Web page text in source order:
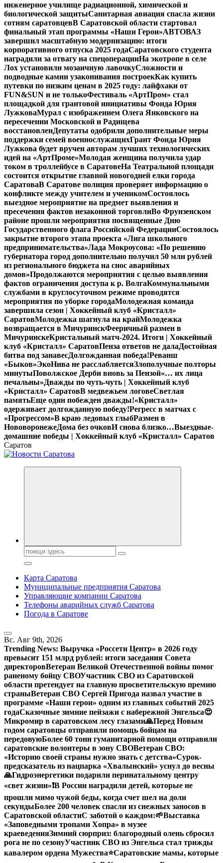
инженерное училище радиационной, химической и
биологической защитыСанитарная авиация спасла жизни
сотням саратовцевВ Саратовской области стартовал
финальный этап программы «Наши Герои»АВТОВАЗ
завершил масштабную модернизацию: итоги
корпоративного отпуска 2025 годаСаратовского студента
наградили за отвагу на спецоперацииНа экотропе в селе
Лох установили мозаичную лавочкуСложности и
подводные камни узаконивания построекКак купить
путевки по низким ценам в 2025 году: лайфхаки от
FUN&SUN и не толькоФестиваль «АртПром» стал
площадкой для грантовой инициативы Фонда Юрия
ЛужковаМурал с изображением Олега Янковского на
пересечении Московской и Радищева
восстановленДепутаты одобрили дополнительные меры
поддержки семей военнослужащихГрант Фонда Юрия
Лужкова будет вручен авторам лучших технологических
идей на «АртПроме»Молодая женщина получила удар
током в троллейбусе в СаратовеНа Театральной площади
состоится открытие главной новогодней елки города
СаратоваВ Саратове полиция проверяет информацию о
конфликте между учителем и ученикомСостоялось
выездное мероприятие на предмет выявления и
пресечения фактов незаконной торговлиВо Фрунзенском
районе прошли мероприятия посвященные Дню
Государственного флага Российской ФедерацииСостоялось
закрытие второго этапа проекта «Лига школьного
предпринимательства»Лада Мокроусова: «По решению
губернатора город дополнительно получил 50 млн рублей
из регионального бюджета на снос аварийных
домов»Продолжаются мероприятия с целью выявления
фактов ограничения доступа к р. ВолгаКоммунальными
службами в круглосуточном режиме проводятся
мероприятия по уборке городаМолодежная команда
завершила сезон | Хоккейный клуб «Кристалл»
СаратовМолодежка шагнула на крайМолодежка
возвращается в МичуринскФееричный размен в
МичуринскеКристальный матч-2024. Итоги | Хоккейный
клуб «Кристалл» СаратовПенза ответов не далаДостойная
битва под занавесДолгожданная победа!Реванш
«Быков»ЭкоНива не расслабляетсяЗлополучные полторы
минутыПоволжское Дерби вновь за Пензой«… их лица
печальны»Дважды по чуть-чуть | Хоккейный клуб
«Кристалл» СаратовВ медвежьем логовеСветлая
памятьЕще один побежден дважды!«Кристалл»
одерживает долгожданную победу!Регресс в матчах с
«Прогрессом»В краю ледовых глыбРазмен в
НововоронежеДома без очковИ снова близко…Выездные-
домашние победы | Хоккейный клуб «Кристалл» Саратов
Саратов
Поиск:
Карта Саратова
Муниципальные предприятия Саратова
Управляющие компании Саратова
Телефоны аварийных служб Саратова
Погода в Саратове
Вс. Авг 9th, 2026
Trending News: Выручка «Россети Центр» в 2026 году
превысит 151 млрд рублей: итоги заседания Совета
директоровВетеран Великой Отечественной войны помог
раненому бойцу СВОУчастник СВО из Саратовской
области претендует на главную просветительскую премию
страныВетеран СВО Сергей Пригода назвал участие в
программе «Наши герои» одним из главных событий 2025
годаСказочные зимние пейзажи с набережной Энгельса😍
Микромир в саратовском лесу глазами🙏Перед Новым
годом саратовцы отправили помощь бойцам на
передовуюБолее 60 тонн гуманитарной помощи отправили
саратовские волонтеры в зону СВОВетеран СВО:
«Историю своей страны нужно знать с детства»Сурок-
предсказатель из нацпарка «Хвалынский» уснул до весны
🙏Гидроэнергетики подарили перинатальному центру
«свет жизни»❗️В России наградили детей, которые не
прошли мимо чужой беды, когда счет шел на доли
секундыБолее 200 человек спасли из снежных заносов в
Саратовской областиС заботой о каждом:🌱Выставка
«Заповедными тропами Хопра» в музее
краеведенияЗимний сюрприз: благородный олень сбросил
рога не по сезонуУчастник СВО из Энгельса стал трижды
кавалером ордена Мужества⭐️Саратовские мамы, которые